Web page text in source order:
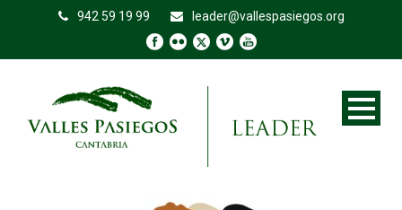
942 59 19 99 leader@vallespasiegos.org